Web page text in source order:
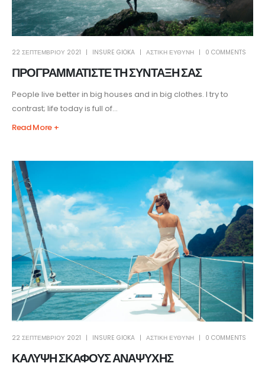
ΠΡΟΓΡΑΜΜΑΤΙΣΤΕ ΤΗ ΣΥΝΤΑΞΗ ΣΑΣ
22 ΣΕΠΤΕΜΒΡΊΟΥ 2021 INSURE GIOKA ΑΣΤΙΚΗ ΕΥΘΥΝΗ 0 COMMENTS
People live better in big houses and in big clothes. I try to
contrast; life today is full of...
Read More +
ΚΑΛΥΨΗ ΣΚΑΦΟΥΣ ΑΝΑΨΥΧΗΣ
22 ΣΕΠΤΕΜΒΡΊΟΥ 2021 INSURE GIOKA ΑΣΤΙΚΗ ΕΥΘΥΝΗ 0 COMMENTS